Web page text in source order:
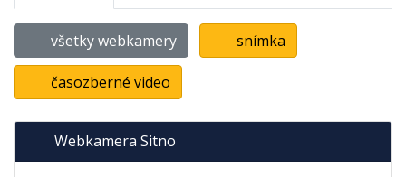
všetky webkamery snímka
časozberné video
Webkamera Sitno